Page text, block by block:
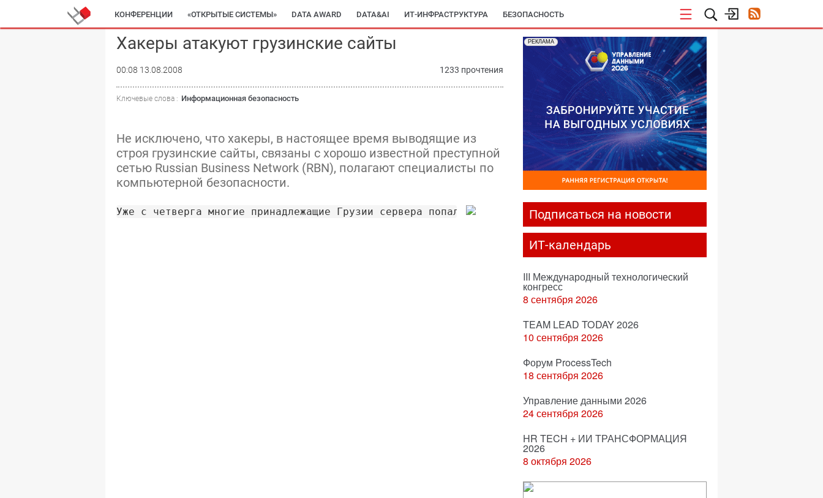
КОНФЕРЕНЦИИ «ОТКРЫТЫЕ СИСТЕМЫ» DATA AWARD DATA&AI ИТ-ИНФРАСТРУКТУРА БЕЗОПАСНОСТЬ
Хакеры атакуют грузинские сайты
00:08 13.08.2008 1233 прочтения
Ключевые слова : Информационная безопасность
Не исключено, что хакеры, в настоящее время выводящие из
строя грузинские сайты, связаны с хорошо известной преступной
сетью Russian Business Network (RBN), полагают специалисты по
компьютерной безопасности.
Уже с четверга многие принадлежащие Грузии сервера попали под внешний контроль. Доступ к сайтам министерства
РЕКЛАМА
Подписаться на новости
ИТ-календарь
III Международный технологический
конгресс
8 сентября 2026
TEAM LEAD TODAY 2026
10 сентября 2026
Форум ProcessTech
18 сентября 2026
Управление данными 2026
24 сентября 2026
HR TECH + ИИ ТРАНСФОРМАЦИЯ
2026
8 октября 2026